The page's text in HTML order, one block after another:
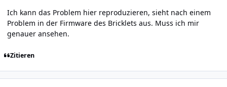
Ich kann das Problem hier reproduzieren, sieht nach einem
Problem in der Firmware des Bricklets aus. Muss ich mir
genauer ansehen.
Zitieren